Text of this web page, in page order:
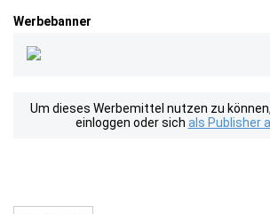
Werbebanner
Um dieses Werbemittel nutzen zu
einloggen oder sich als Publisher